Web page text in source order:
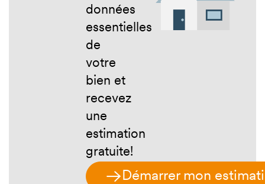
données
essentielles
de
votre
bien et
recevez
une
estimation
gratuite!
Démarrer mon